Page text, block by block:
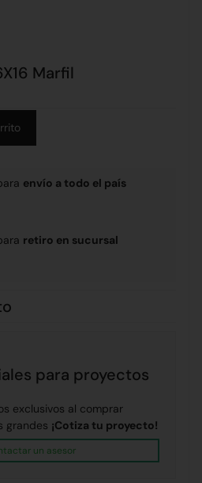
Marfil
envío a todo el país
retiro en sucursal
para proyectos
exclusivos al comprar
grandes ¡Cotiza tu proyecto!
un asesor